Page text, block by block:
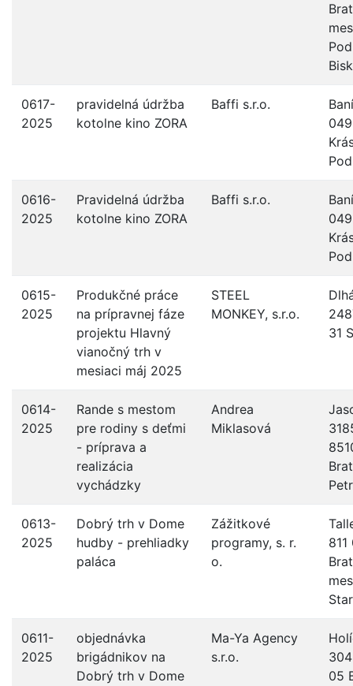
0617-
2025
pravidelná údržba
kotolne kino ZORA
Baffi s.r.o.
0616-
2025
Pravidelná údržba
kotolne kino ZORA
Baffi s.r.o.
0615-
2025
Produkčné práce
na prípravnej fáze
projektu Hlavný
vianočný trh v
mesiaci máj 2025
STEEL
MONKEY, s.r.o.
31
0614-
2025
Rande s mestom
pre rodiny s deťmi
- príprava a
realizácia
vychádzky
Andrea
Miklasová
0613-
2025
Dobrý trh v Dome
hudby - prehliadky
paláca
Zážitkové
programy, s. r.
o.
811
0611-
2025
objednávka
brigádnikov na
Dobrý trh v Dome
Ma-Ya Agency
s.r.o.
05